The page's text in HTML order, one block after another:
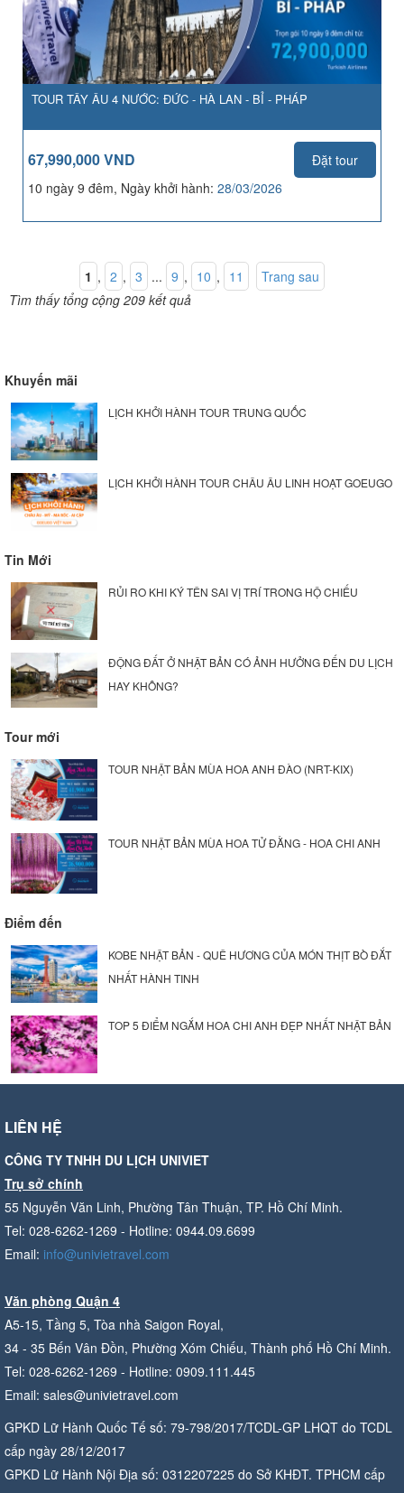
TOUR TÂY ÂU 4 NƯỚC: ĐỨC - HÀ LAN - BỈ - PHÁP
67,990,000 VND
Đặt tour
10 ngày 9 đêm, Ngày khởi hành: 28/03/2026
1 , 2 , 3 ... 9 , 10 , 11
Trang sau
Tìm thấy tổng cộng 209 kết quả
Khuyến mãi
LỊCH KHỞI HÀNH TOUR TRUNG QUỐC
LỊCH KHỞI HÀNH TOUR CHÂU ÂU LINH HOẠT GOEUGO
Tin Mới
RỦI RO KHI KÝ TÊN SAI VỊ TRÍ TRONG HỘ CHIẾU
ĐỘNG ĐẤT Ở NHẬT BẢN CÓ ẢNH HƯỞNG ĐẾN DU LỊCH
HAY KHÔNG?
Tour mới
TOUR NHẬT BẢN MÙA HOA ANH ĐÀO (NRT-KIX)
TOUR NHẬT BẢN MÙA HOA TỬ ĐẰNG - HOA CHI ANH
Điểm đến
KOBE NHẬT BẢN - QUÊ HƯƠNG CỦA MÓN THỊT BÒ ĐẮT
NHẤT HÀNH TINH
TOP 5 ĐIỂM NGẮM HOA CHI ANH ĐẸP NHẤT NHẬT BẢN
LIÊN HỆ
CÔNG TY TNHH DU LỊCH UNIVIET
Trụ sở chính
55 Nguyễn Văn Linh, Phường Tân Thuận, TP. Hồ Chí Minh.
Tel: 028-6262-1269 - Hotline: 0944.09.6699
Email: info@univietravel.com
Văn phòng Quận 4
A5-15, Tầng 5, Tòa nhà Saigon Royal,
34 - 35 Bến Vân Đồn, Phường Xóm Chiếu, Thành phố Hồ Chí Minh.
Tel: 028-6262-1269 - Hotline: 0909.111.445
Email: sales@univietravel.com
GPKD Lữ Hành Quốc Tế số: 79-798/2017/TCDL-GP LHQT do TCDL
cấp ngày 28/12/2017
GPKD Lữ Hành Nội Địa số: 0312207225 do Sở KHĐT. TPHCM cấp